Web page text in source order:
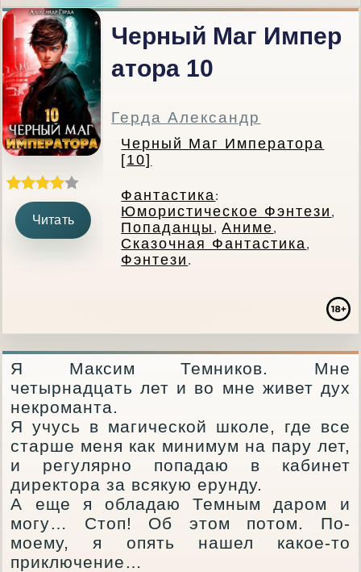
Читать
Черный Маг Импер
Атора 10
Герда Александр
Черный Маг Императора
[10]
Фантастика:
Юмористическое Фэнтези ,
Попаданцы ,Аниме,
Сказочная Фантастика,
Фэнтези .
Я Максим Темников. Мне
четырнадцать лет и во мне живет дух
некроманта.
Я учусь в магической школе, где все
старше меня как минимум на пару лет,
и регулярно попадаю в кабинет
директора за всякую ерунду.
А еще я обладаю Темным даром и
могу… Стоп! Об этом потом. По-
моему, я опять нашел какое-то
приключение…